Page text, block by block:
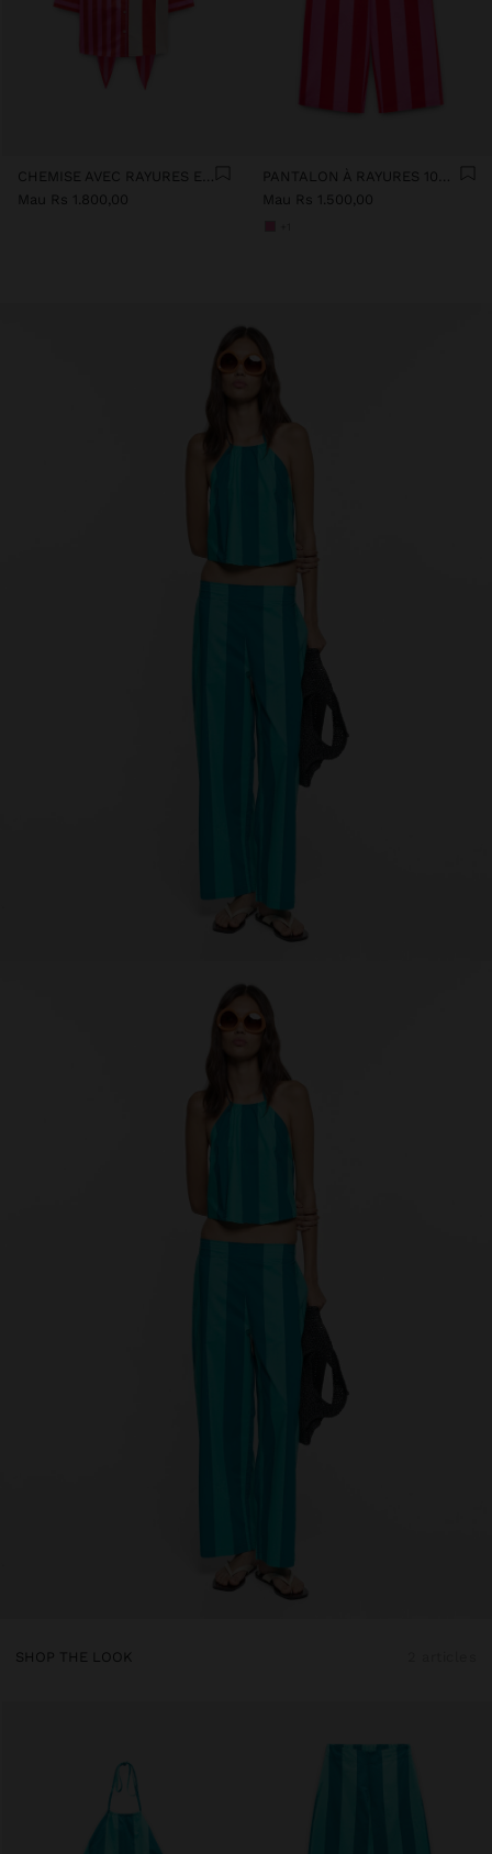
CHEMISE AVEC RAYURES EN CONTRASTE 100% COTON
Mau Rs 1.800,00
PANTALON À RAYURES 100% COTON
Mau Rs 1.500,00
SHOP THE LOOK